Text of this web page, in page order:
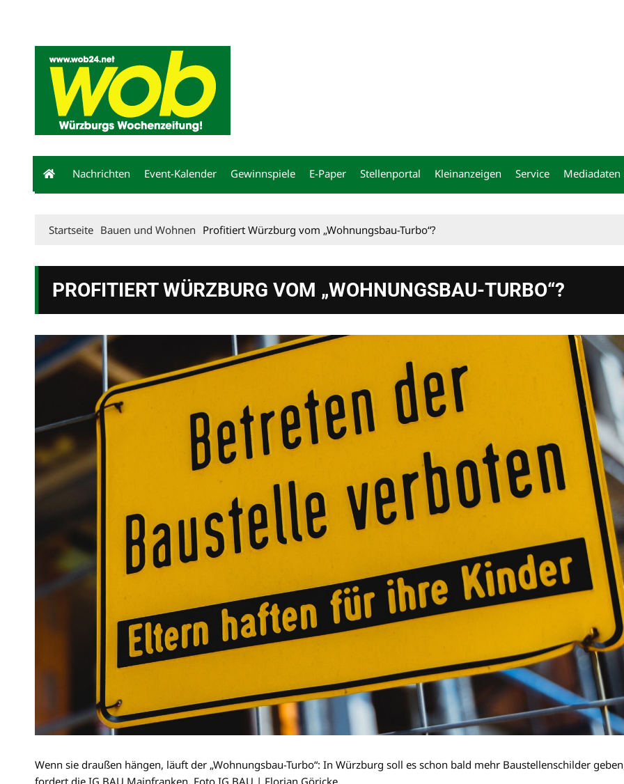
Nachrichten Event-Kalender Gewinnspiele E-Paper Stellenportal Kleinanzeigen Service Mediadaten
Startseite Bauen und Wohnen Profitiert Würzburg vom „Wohnungsbau-Turbo“?
PROFITIERT WÜRZBURG VOM „WOHNUNGSBAU-TURBO“?
Wenn sie draußen hängen, läuft der „Wohnungsbau-Turbo“: In Würzburg soll es schon bald mehr Baustellenschilder
fordert die IG BAU Mainfranken. Foto IG BAU | Florian Göricke